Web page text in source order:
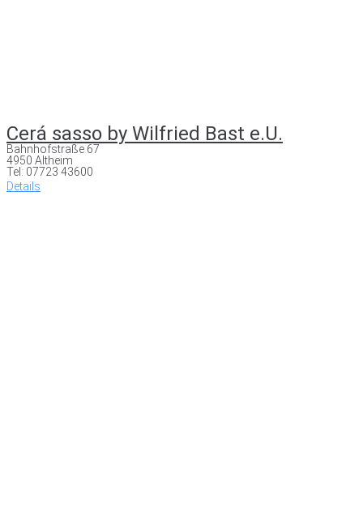
Cerá sasso by Wilfried Bast e.U.
Bahnhofstraße 67
4950 Altheim
Tel: 07723 43600
Details